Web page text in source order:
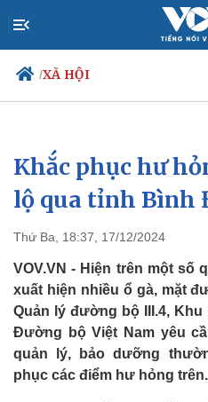
/XÃ HỘI
Chính trị
Đảng
Tổ chức nhân sự
Nhận diện sự thật
Khắc phục hư
lộ qua tỉnh Bình
Thứ Ba, 18:37, 17/12/2024
VOV.VN - Hiện trên một số
xuất hiện nhiều ổ gà, mặt
Quản lý đường bộ III.4,
Đường bộ Việt Nam yêu
quản lý, bảo dưỡng
phục các điểm hư hỏng trên.